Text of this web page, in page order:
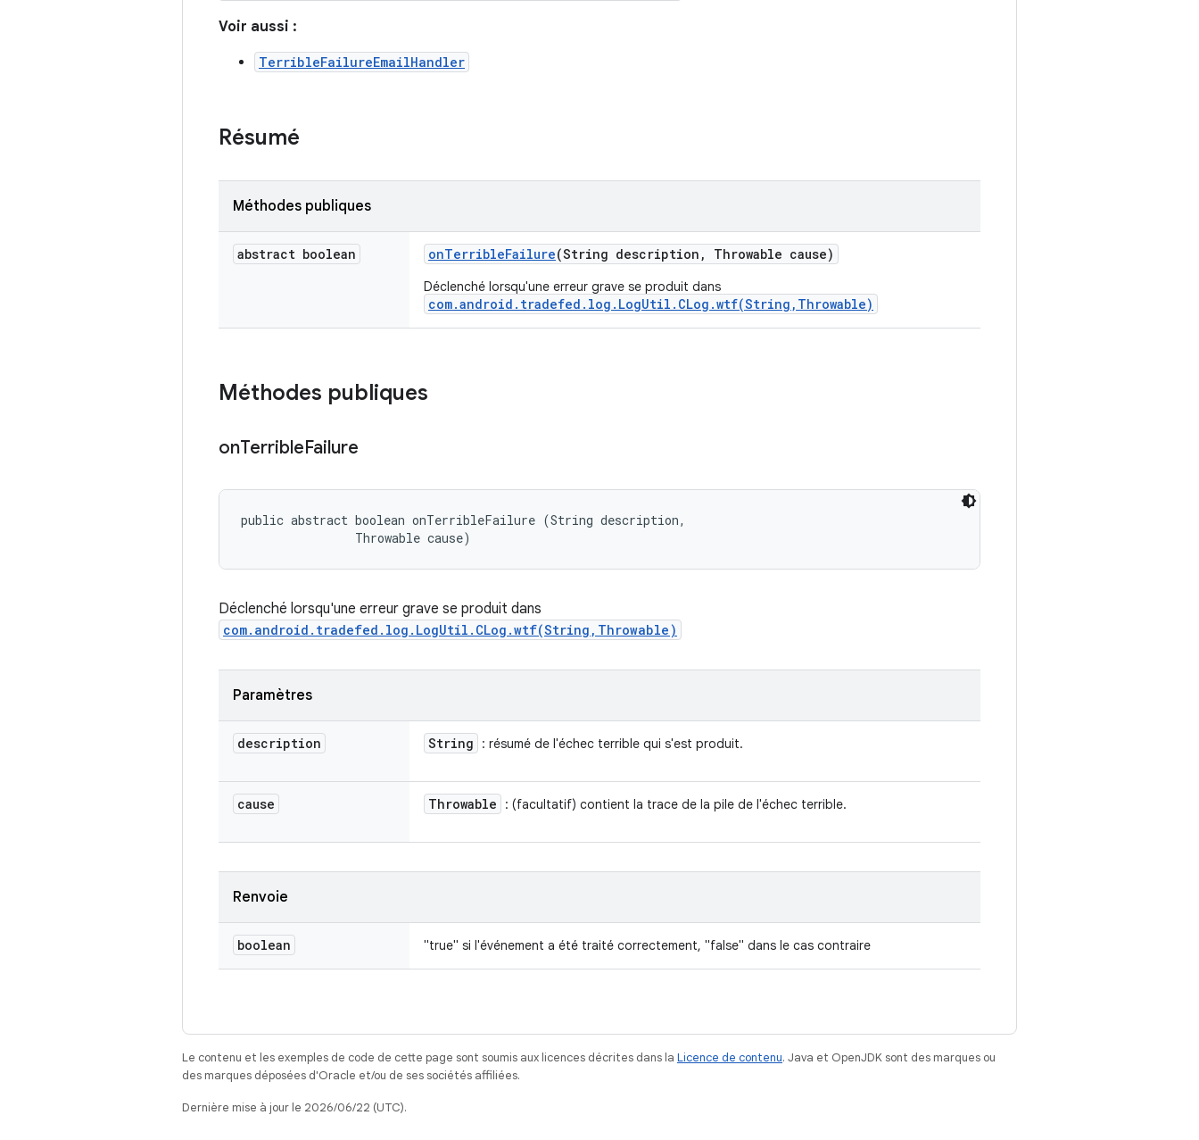
Voir aussi :
TerribleFailureEmailHandler
Résumé
Méthodes publiques
abstract boolean onTerribleFailure(String description , Throwable cause)
Déclenché lorsqu'une erreur grave se produit dans
com.android.tradefed.log.LogUtil.CLog.wtf(String,Throwable)
Méthodes publiques
onTerribleFailure
public abstract boolean onTerribleFailure (String description,
                Throwable cause)
Déclenché lorsqu'une erreur grave se produit dans
com.android.tradefed.log.LogUtil.CLog.wtf(String,Throwable)
Paramètres
description String : résumé de l'échec terrible qui s'est produit.
cause Throwable : (facultatif) contient la trace de la pile de l'échec terrible.
Renvoie
boolean "true" si l'événement a été traité correctement, "false" dans le cas contraire
Le contenu et les exemples de code de cette page sont soumis aux licences décrites dans la Licence de contenu. Java et OpenJDK sont des marques ou
des marques déposées d'Oracle et/ou de ses sociétés affiliées.
Dernière mise à jour le 2026/06/22 (UTC).